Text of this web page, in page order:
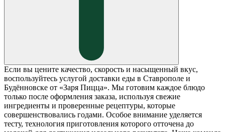
Если вы цените качество, скорость и насыщенный вкус,
воспользуйтесь услугой доставки еды в Ставрополе и
Будённовске от «Заря Пицца». Мы готовим каждое блюдо
только после оформления заказа, используя свежие
ингредиенты и проверенные рецептуры, которые
совершенствовались годами. Особое внимание уделяется
тесту, технология приготовления которого отточена до